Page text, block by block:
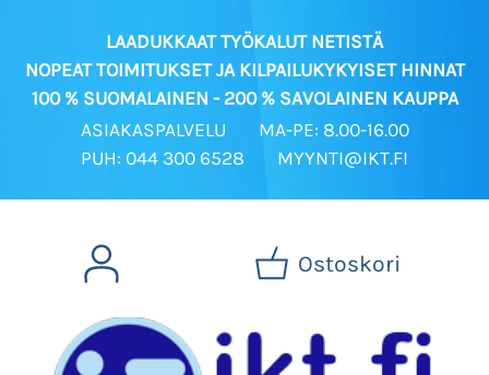
LAADUKKAAT TYÖKALUT NETISTÄ
NOPEAT TOIMITUKSET JA KILPAILUKYKYISET HINNAT
100 % SUOMALAINEN - 200 % SAVOLAINEN KAUPPA
ASIAKASPALVELU
MA-PE: 8.00-16.00
PUH: 044 300 6528
MYYNTI@IKT.FI
Ostoskori